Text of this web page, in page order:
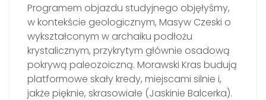
Programem objazdu studyjnego objęłyśmy,
w kontekście geologicznym, Masyw Czeski o
wykształconym w archaiku podłożu
krystalicznym, przykrytym głównie osadową
pokrywą paleozoiczną. Morawski Kras budują
platformowe skały kredy, miejscami silnie i,
jakże pięknie, skrasowiałe (Jaskinie Balcerka).